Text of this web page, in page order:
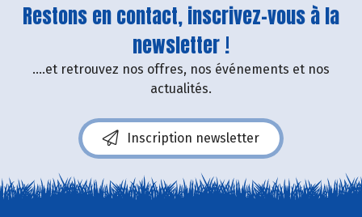
Restons en contact, inscrivez-vous à la
newsletter !
....et retrouvez nos offres, nos événements et nos
actualités.
Inscription newsletter